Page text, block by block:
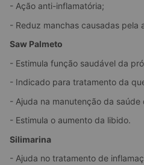
- Ação anti-inflamatória;
- Reduz manchas causadas pela
Saw Palmeto
- Estimula função saudável da
- Indicado para tratamento da
- Ajuda na manutenção da saúde
- Estimula o aumento da libido.
Silimarina
- Ajuda no tratamento de